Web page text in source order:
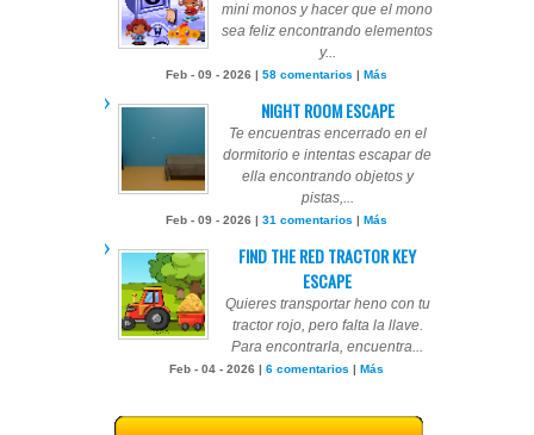
mini monos y hacer que el mono
sea feliz encontrando elementos
y...
Feb - 09 - 2026 | 58 comentarios | Más
NIGHT ROOM ESCAPE
Te encuentras encerrado en el
dormitorio e intentas escapar de
ella encontrando objetos y
pistas,...
Feb - 09 - 2026 | 31 comentarios | Más
FIND THE RED TRACTOR KEY
ESCAPE
Quieres transportar heno con tu
tractor rojo, pero falta la llave.
Para encontrarla, encuentra...
Feb - 04 - 2026 | 6 comentarios | Más